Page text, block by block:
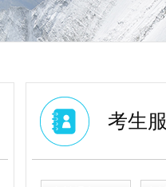
考生